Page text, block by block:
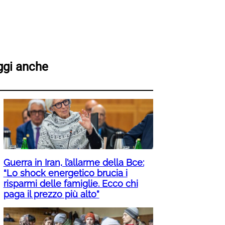
anche
Guerra in Iran, l’allarme della Bce:
“Lo shock energetico brucia i
risparmi delle famiglie. Ecco chi
paga il prezzo più alto”